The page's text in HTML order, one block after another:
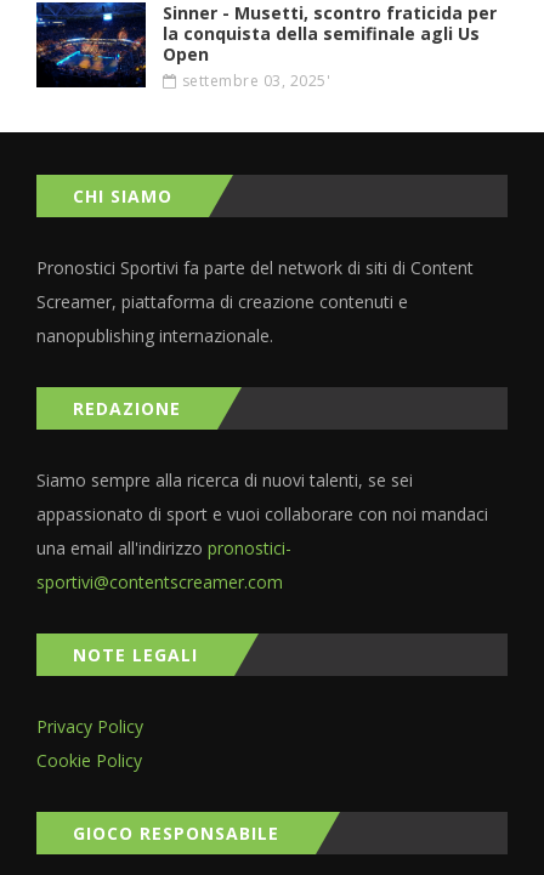
Sinner - Musetti, scontro fraticida per
la conquista della semifinale agli Us
Open
settembre 03, 2025'
CHI SIAMO
Pronostici Sportivi fa parte del network di siti di Content
Screamer, piattaforma di creazione contenuti e
nanopublishing internazionale.
REDAZIONE
Siamo sempre alla ricerca di nuovi talenti, se sei
appassionato di sport e vuoi collaborare con noi mandaci
una email all'indirizzo pronostici-
sportivi@contentscreamer.com
NOTE LEGALI
Privacy Policy
Cookie Policy
GIOCO RESPONSABILE